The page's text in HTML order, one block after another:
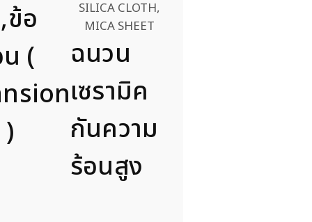
ข้อ
(
ฉนวน
เซรามิค
กันความ
ร้อนสูง